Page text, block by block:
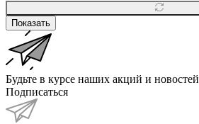
Показать
Будьте в курсе наших акций и новостей
Подписаться